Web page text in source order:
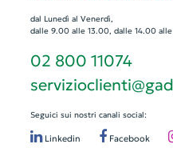
dal Lunedì al Venerdì,
dalle 9.00 alle 13.00, dalle 14.00
02 800 11074
Seguici sui nostri canali social:
Linkedin Facebook